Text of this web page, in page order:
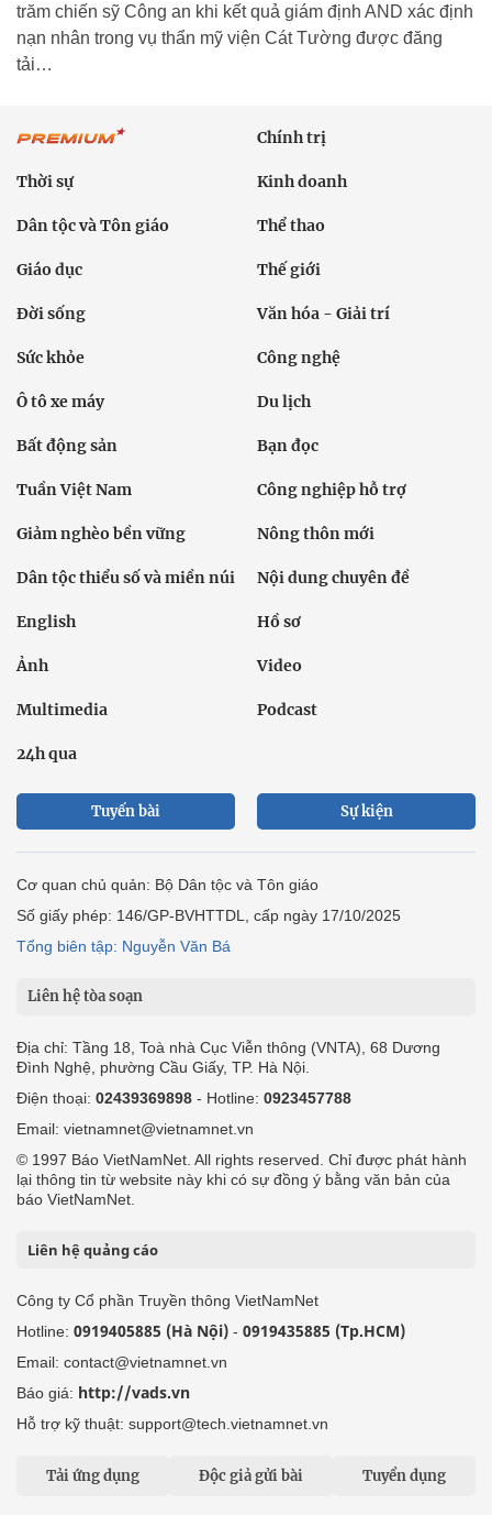
trăm chiến sỹ Công an khi kết quả giám định AND xác định
nạn nhân trong vụ thẩn mỹ viện Cát Tường được đăng
tải…
Chính trị
Thời sự Kinh doanh
Dân tộc và Tôn giáo Thể thao
Giáo dục Thế giới
Đời sống Văn hóa - Giải trí
Sức khỏe Công nghệ
Ô tô xe máy Du lịch
Bất động sản Bạn đọc
Tuần Việt Nam Công nghiệp hỗ trợ
Giảm nghèo bền vững Nông thôn mới
Dân tộc thiểu số và miền núi Nội dung chuyên đề
English Hồ sơ
Ảnh Video
Multimedia Podcast
24h qua
Tuyến bài Sự kiện
Cơ quan chủ quản: Bộ Dân tộc và Tôn giáo
Số giấy phép: 146/GP-BVHTTDL, cấp ngày 17/10/2025
Tổng biên tập: Nguyễn Văn Bá
Liên hệ tòa soạn
Địa chỉ: Tầng 18, Toà nhà Cục Viễn thông (VNTA), 68 Dương
Đình Nghệ, phường Cầu Giấy, TP. Hà Nội.
Điện thoại: 02439369898 - Hotline: 0923457788
Email: vietnamnet@vietnamnet.vn
© 1997 Báo VietNamNet. All rights reserved. Chỉ được phát hành
lại thông tin từ website này khi có sự đồng ý bằng văn bản của
báo VietNamNet.
Liên hệ quảng cáo
Công ty Cổ phần Truyền thông VietNamNet
Hotline: 0919405885 (Hà Nội) - 0919435885 (Tp.HCM)
Email: contact@vietnamnet.vn
Báo giá: http://vads.vn
Hỗ trợ kỹ thuật: support@tech.vietnamnet.vn
Tải ứng dụng Độc giả gửi bài Tuyển dụng